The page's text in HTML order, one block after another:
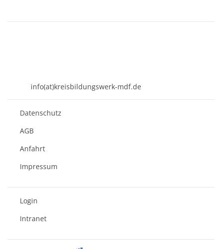
info(at)kreisbildungswerk-mdf.de
Datenschutz
AGB
Anfahrt
Impressum
Login
Intranet